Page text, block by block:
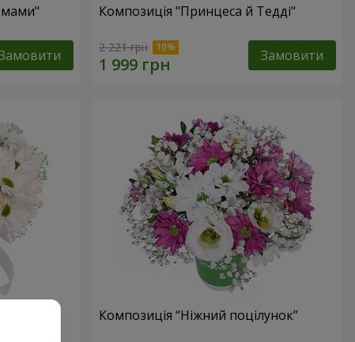
мами" Композиція "Принцеса й Тедді"
2 221 грн Замовити
Композиція “Ніжний поцілунок”